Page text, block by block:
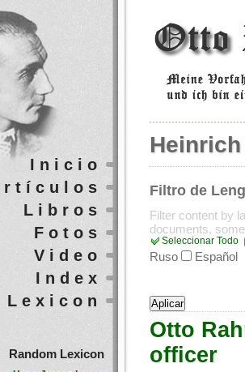
Filtro de
Filter content by
documents,
Seleccionar Todo
Ruso Español
Otto
officer
Inicio
Libros
Fotos
Video
Index
Lexicon
Random Lexicon